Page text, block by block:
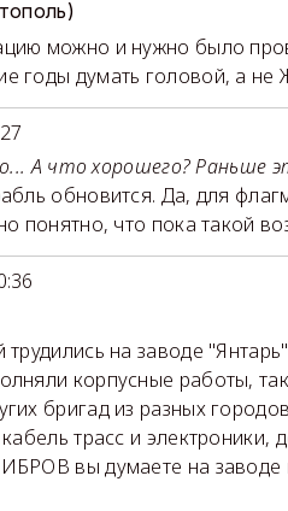
можно и нужно было
годы думать головой, а не
А что хорошего? Раньше
обновится. Да, для
понятно, что пока такой
на заводе
корпусные работы,
бригад из разных
трасс и электроники,
вы думаете на